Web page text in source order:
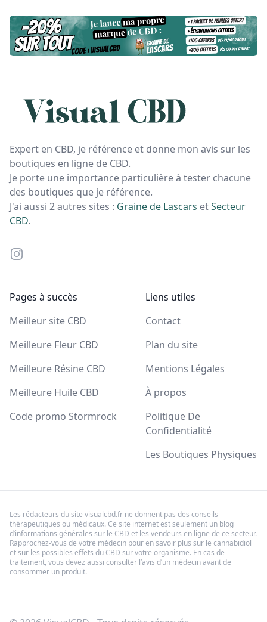
Expert en CBD, je référence et donne mon avis sur les
boutiques en ligne de CBD.
Je porte une importance particulière à tester chacune
des boutiques que je référence.
J'ai aussi 2 autres sites : Graine de Lascars etSecteur
CBD.
Instagram
Pages à succès
Meilleur site CBD
Meilleure Fleur CBD
Meilleure Résine CBD
Meilleure Huile CBD
Code promo Stormrock
Liens utiles
Contact
Plan du site
Mentions Légales
À propos
Politique De
Confidentialité
Les Boutiques Physiques
Les rédacteurs du site visualcbd.fr ne donnent pas des conseils
thérapeutiques ou médicaux. Ce site internet est seulement un blog
d’informations générales sur le CBD et les vendeurs en ligne de ce secteur.
Rapprochez-vous de votre médecin pour en savoir plus sur le cannabidiol
et sur les possibles effets du CBD sur votre organisme. En cas de
traitement, vous devez aussi consulter l’avis d’un médecin avant de
consommer un produit.